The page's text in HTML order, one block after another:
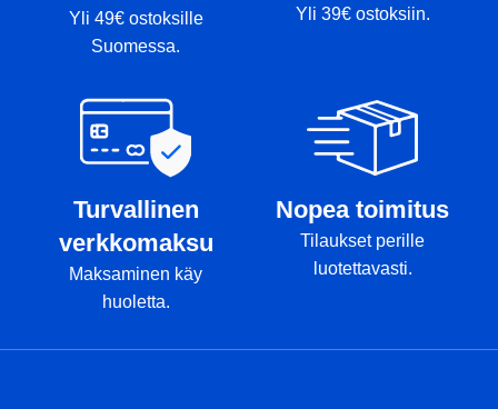
Yli 49€ ostoksille
Suomessa.
Yli 39€ ostoksiin.
Turvallinen
verkkomaksu
Maksaminen käy
huoletta.
Nopea toimitus
Tilaukset perille
luotettavasti.